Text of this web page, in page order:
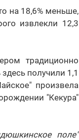
на 18,6% меньше,
извлекли 12,3
традиционно
получили 1,1
произвела
"Кекура"
поле"